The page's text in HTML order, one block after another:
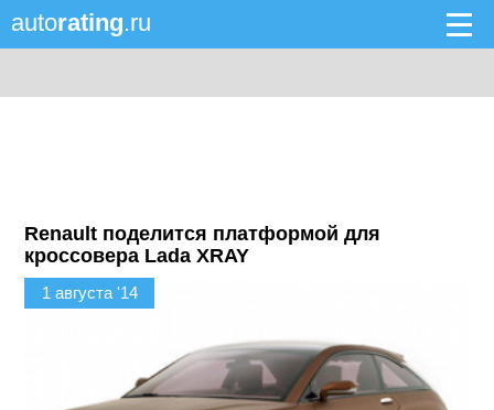
autorating.ru
Renault поделится платформой для
кроссовера Lada XRAY
1 августа '14